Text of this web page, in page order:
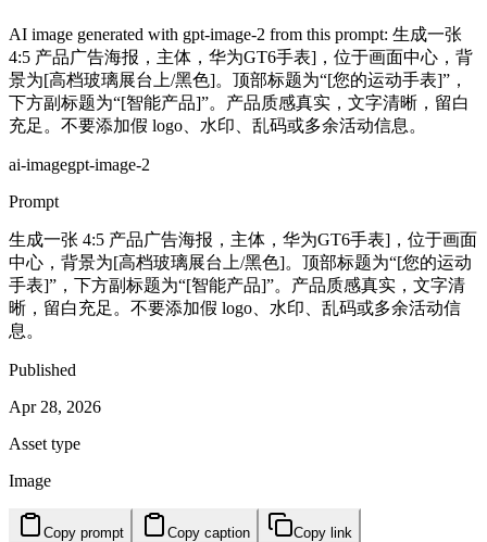
AI image generated with gpt-image-2 from this prompt: 生成一张
4:5 产品广告海报，主体，华为GT6手表]，位于画面中心，背
景为[高档玻璃展台上/黑色]。顶部标题为“[您的运动手表]”，
下方副标题为“[智能产品]”。产品质感真实，文字清晰，留白
充足。不要添加假 logo、水印、乱码或多余活动信息。
ai-imagegpt-image-2
Prompt
生成一张 4:5 产品广告海报，主体，华为GT6手表]，位于画面
中心，背景为[高档玻璃展台上/黑色]。顶部标题为“[您的运动
手表]”，下方副标题为“[智能产品]”。产品质感真实，文字清
晰，留白充足。不要添加假 logo、水印、乱码或多余活动信
息。
Published
Apr 28, 2026
Asset type
Image
Copy prompt Copy caption Copy link